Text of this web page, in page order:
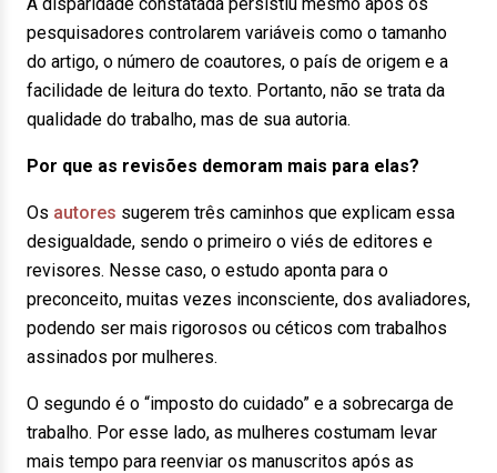
pesquisadores controlarem variáveis como o tamanho
do artigo, o número de coautores, o país de origem e a
facilidade de leitura do texto. Portanto, não se trata da
qualidade do trabalho, mas de sua autoria.
Por que as revisões demoram mais para elas?
Os autores sugerem três caminhos que explicam essa
desigualdade, sendo o primeiro o viés de editores e
revisores. Nesse caso, o estudo aponta para o
preconceito, muitas vezes inconsciente, dos avaliadores,
podendo ser mais rigorosos ou céticos com trabalhos
assinados por mulheres.
O segundo é o “imposto do cuidado” e a sobrecarga de
trabalho. Por esse lado, as mulheres costumam levar
mais tempo para reenviar os manuscritos após as